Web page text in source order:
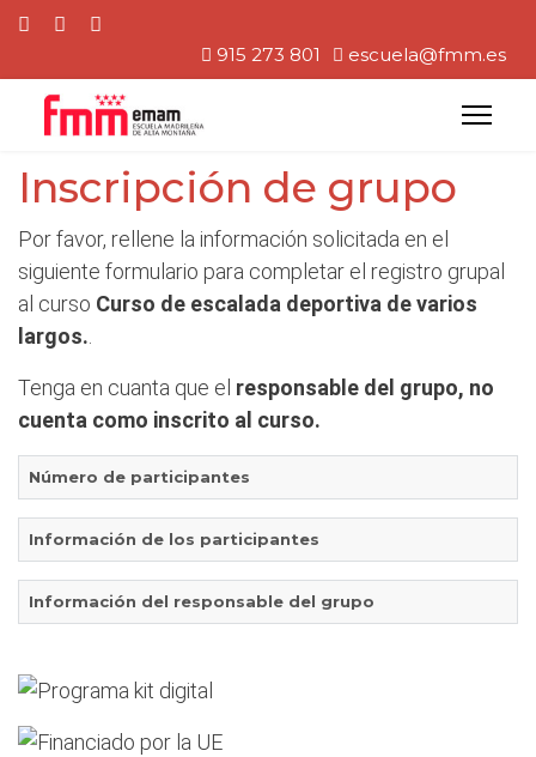
915 273 801 escuela@fmm.es
Inscripción de grupo
Por favor, rellene la información solicitada en el
siguiente formulario para completar el registro grupal
al curso Curso de escalada deportiva de varios
largos.
Tenga en cuanta que el responsable del grupo, no
cuenta como inscrito al curso.
Número de participantes
Información de los participantes
Información del responsable del grupo